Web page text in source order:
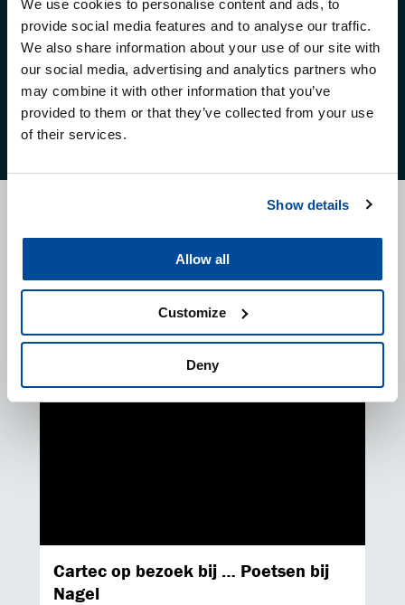
We use cookies to personalise content and ads, to
provide social media features and to analyse our traffic.
We also share information about your use of our site with
our social media, advertising and analytics partners who
may combine it with other information that you’ve
provided to them or that they’ve collected from your use
of their services.
Show details
Allow all
Customize
Deny
Started as a hobbyist and grew into the owner of a
large car care company in the north of the
Netherlands. Always been a fan of Cartec's products
and eventually became a product trainer. Has a lot of
experience in the car care industry and likes to share
practical tips & tricks.